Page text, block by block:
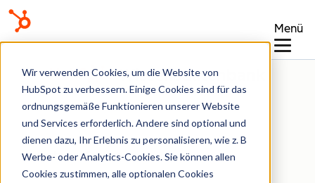
Wir verwenden Cookies, um die Website von
HubSpot zu verbessern. Einige Cookies sind für das
ordnungsgemäße Funktionieren unserer Website
und Services erforderlich. Andere sind optional und
dienen dazu, Ihr Erlebnis zu personalisieren, wie z. B
Werbe- oder Analytics-Cookies. Sie können allen
Cookies zustimmen, alle optionalen Cookies
Menü
Wissensdatenbank
Customer Success